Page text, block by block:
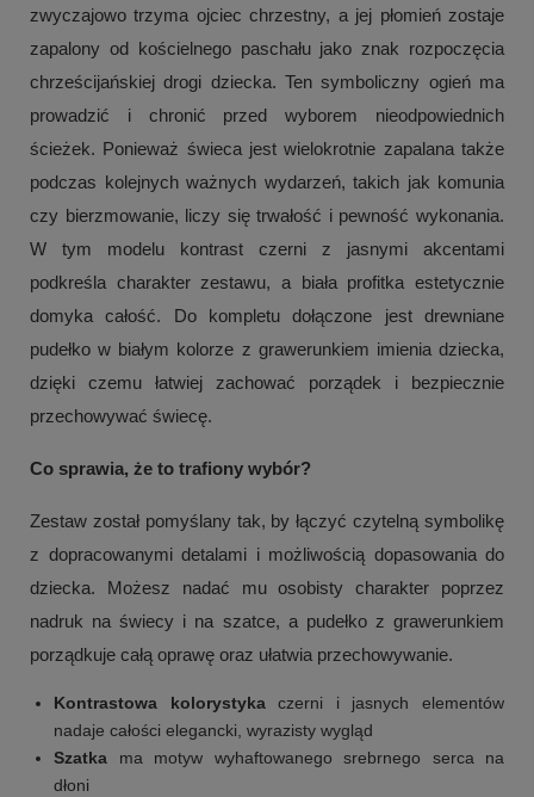
zwyczajowo trzyma ojciec chrzestny, a jej płomień zostaje
zapalony od kościelnego paschału jako znak rozpoczęcia
chrześcijańskiej drogi dziecka. Ten symboliczny ogień ma
prowadzić i chronić przed wyborem nieodpowiednich
ścieżek. Ponieważ świeca jest wielokrotnie zapalana także
podczas kolejnych ważnych wydarzeń, takich jak komunia
czy bierzmowanie, liczy się trwałość i pewność wykonania.
W tym modelu kontrast czerni z jasnymi akcentami
podkreśla charakter zestawu, a biała profitka estetycznie
domyka całość. Do kompletu dołączone jest drewniane
pudełko w białym kolorze z grawerunkiem imienia dziecka,
dzięki czemu łatwiej zachować porządek i bezpiecznie
przechowywać świecę.
Co sprawia, że to trafiony wybór?
Zestaw został pomyślany tak, by łączyć czytelną symbolikę
z dopracowanymi detalami i możliwością dopasowania do
dziecka. Możesz nadać mu osobisty charakter poprzez
nadruk na świecy i na szatce, a pudełko z grawerunkiem
porządkuje całą oprawę oraz ułatwia przechowywanie.
Kontrastowa kolorystykaczerni i jasnych elementów
nadaje całości elegancki, wyrazisty wygląd
Szatka ma motyw wyhaftowanego srebrnego serca na
dłoni